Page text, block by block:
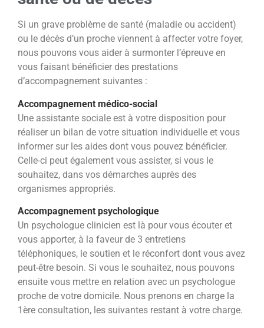
Si un grave problème de santé (maladie ou accident)
ou le décès d’un proche viennent à affecter votre foyer,
nous pouvons vous aider à surmonter l’épreuve en
vous faisant bénéficier des prestations
d’accompagnement suivantes :
Accompagnement médico-social
Une assistante sociale est à votre disposition pour
réaliser un bilan de votre situation individuelle et vous
informer sur les aides dont vous pouvez bénéficier.
Celle-ci peut également vous assister, si vous le
souhaitez, dans vos démarches auprès des
organismes appropriés.
Accompagnement psychologique
Un psychologue clinicien est là pour vous écouter et
vous apporter, à la faveur de 3 entretiens
téléphoniques, le soutien et le réconfort dont vous avez
peut-être besoin. Si vous le souhaitez, nous pouvons
ensuite vous mettre en relation avec un psychologue
proche de votre domicile. Nous prenons en charge la
1ère consultation, les suivantes restant à votre charge.